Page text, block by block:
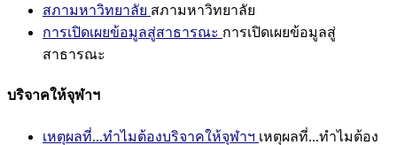
สภามหาวิทยาลัย สภามหาวิทยาลัย
การเปิดเผยข้อมูลสู่สาธารณะ การเปิดเผยข้อมูลสู่
สาธารณะ
บริจาคให้จุฬาฯ
เหตุผลที่...ทำไมต้องบริจาคให้จุฬาฯ เหตุผลที่...ทำไมต้อง